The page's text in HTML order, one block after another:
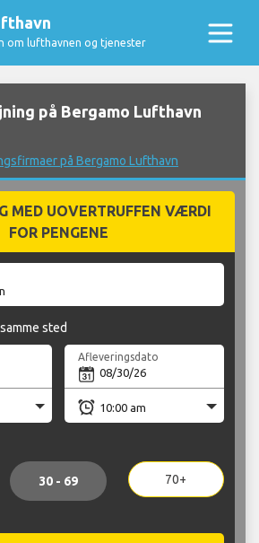
om lufthavnen og tjenester
på Bergamo Lufthavn
på Bergamo Lufthavn
MED UOVERTRUFFEN VÆRDI
FOR PENGENE
sted
Afleveringsdato
30 - 69 70+